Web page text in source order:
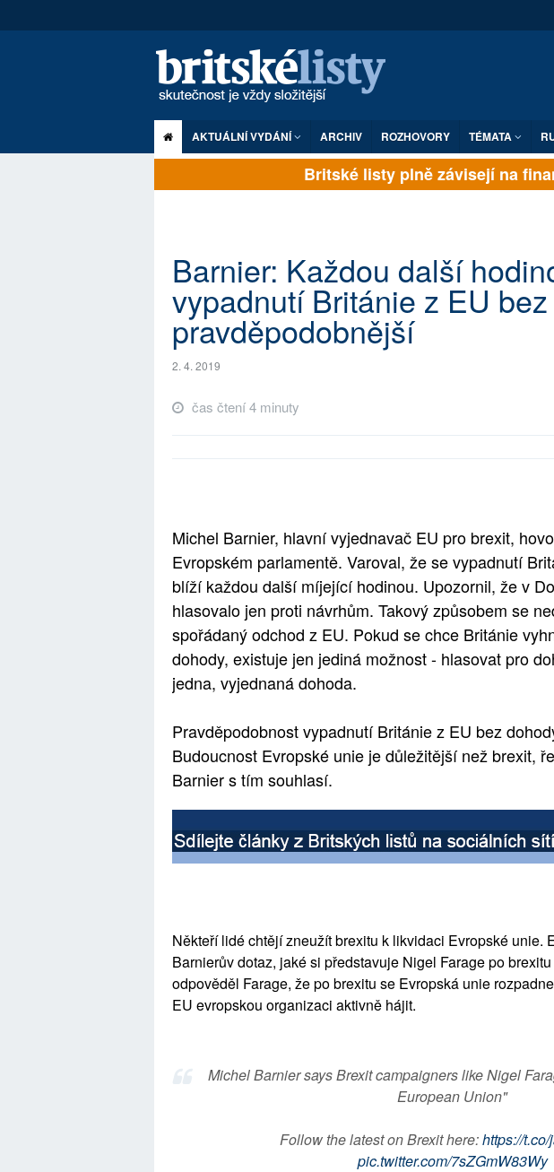
AKTUÁLNÍ VYDÁNÍ ARCHIV ROZHOVORY TÉMATA
Britské listy plně závisejí na
Barnier: Každou další
vypadnutí Británie z EU
pravděpodobnější
2. 4. 2019
čas čtení 4 minuty
Michel Barnier, hlavní vyjednavač EU pro brexit,
Evropském parlamentě. Varoval, že se vypadnutí
blíží každou další míjející hodinou. Upozornil, že v
hlasovalo jen proti návrhům. Takový způsobem se
spořádaný odchod z EU. Pokud se chce Británie
dohody, existuje jen jediná možnost - hlasovat pro
jedna, vyjednaná dohoda.
Pravděpodobnost vypadnutí Británie z EU bez
Budoucnost Evropské unie je důležitější než brexit,
Barnier s tím souhlasí.
Někteří lidé chtějí zneužít brexitu k likvidaci Evropské unie.
Barnierův dotaz, jaké si představuje Nigel Farage po
odpověděl Farage, že po brexitu se Evropská unie
EU evropskou organizaci aktivně hájit.
Michel Barnier says Brexit campaigners like Nigel
European Union"
Follow the latest on Brexit here:https://
pic.twitter.com/7sZGmW83Wy